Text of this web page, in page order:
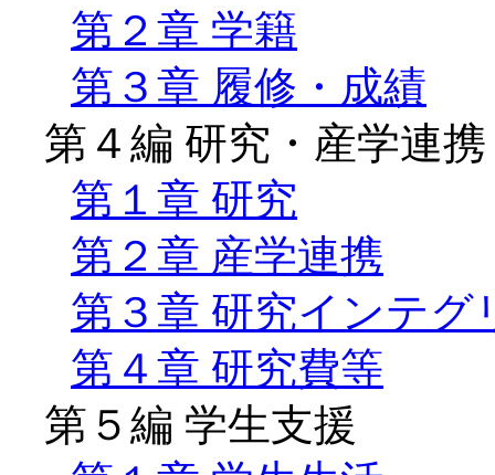
第２章 学籍
第３章 履修・成績
第４編 研究・産学連携
第１章 研究
第２章 産学連携
第３章 研究インテグ
第４章 研究費等
第５編 学生支援